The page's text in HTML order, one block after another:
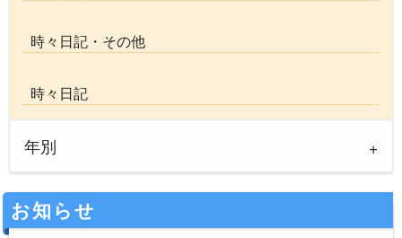
時々日記・その他
時々日記
年別
お知らせ